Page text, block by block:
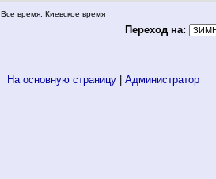
Все время: Киевское время
Переход на:
На основную страницу Администратор